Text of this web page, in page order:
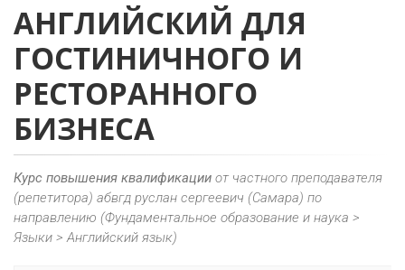
АНГЛИЙСКИЙ ДЛЯ
ГОСТИНИЧНОГО И
РЕСТОРАННОГО
БИЗНЕСА
Курс повышения квалификации от частного преподавателя
(репетитора) абвгд руслан сергеевич (Самара) по
направлению (Фундаментальное образование и наука >
Языки > Английский язык)